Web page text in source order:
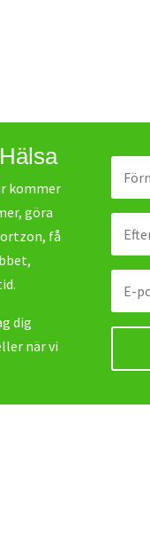
kommer
göra
få
dig
när vi